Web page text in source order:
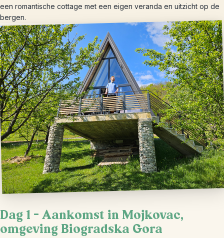
een romantische cottage met een eigen veranda en uitzicht op de
bergen.
Dag 1 – Aankomst in Mojkovac,
omgeving Biogradska Gora